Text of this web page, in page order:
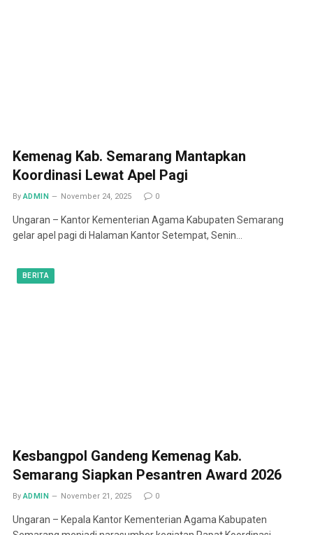
Kemenag Kab. Semarang Mantapkan
Koordinasi Lewat Apel Pagi
By ADMIN November 24, 2025 0
Ungaran – Kantor Kementerian Agama Kabupaten Semarang
gelar apel pagi di Halaman Kantor Setempat, Senin…
BERITA
Kesbangpol Gandeng Kemenag Kab.
Semarang Siapkan Pesantren Award 2026
By ADMIN November 21, 2025 0
Ungaran – Kepala Kantor Kementerian Agama Kabupaten